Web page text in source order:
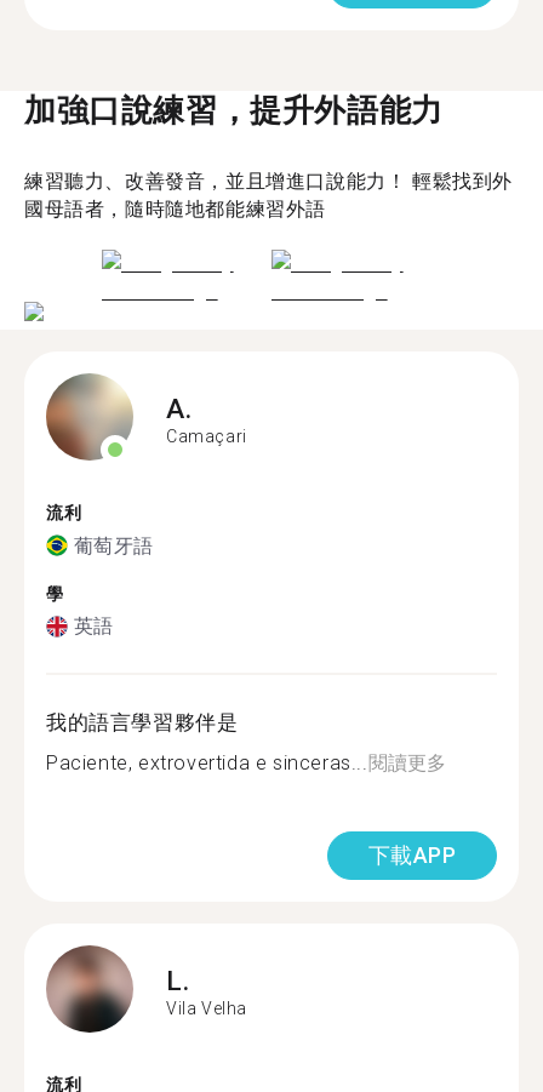
加強口說練習，提升外語能力
練習聽力、改善發音，並且增進口說能力！ 輕鬆找到外
國母語者，隨時隨地都能練習外語
A.
Camaçari
流利
葡萄牙語
學
英語
我的語言學習夥伴是
Paciente, extrovertida e sinceras...閱讀更多
下載APP
L.
Vila Velha
流利